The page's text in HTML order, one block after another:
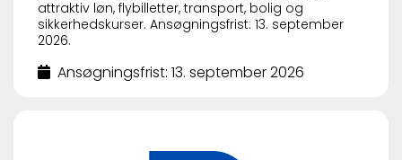
attraktiv løn, flybilletter, transport, bolig og
sikkerhedskurser. Ansøgningsfrist: 13. september
2026.
Ansøgningsfrist: 13. september 2026